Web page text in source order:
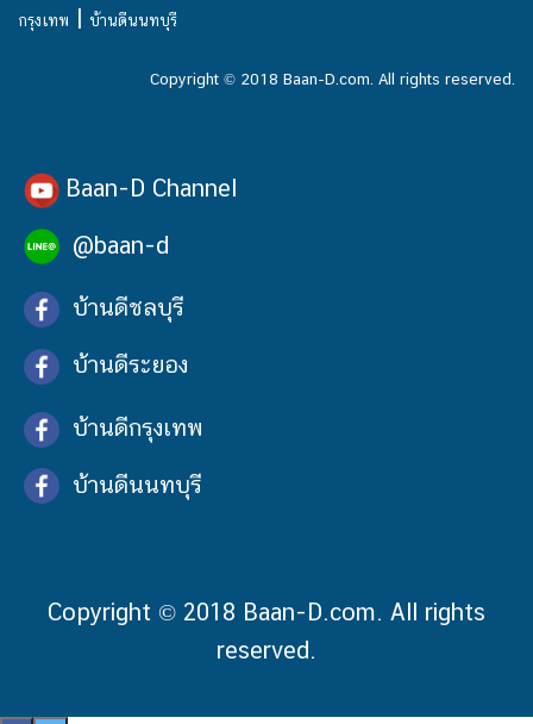
กรุงเทพ | บ้านดีนนทบุรี
Copyright © 2018 Baan-D.com. All rights reserved.
Baan-D Channel
@baan-d
บ้านดีชลบุรี
บ้านดีระยอง
บ้านดีกรุงเทพ
บ้านดีนนทบุรี
Copyright © 2018 Baan-D.com. All rights
reserved.